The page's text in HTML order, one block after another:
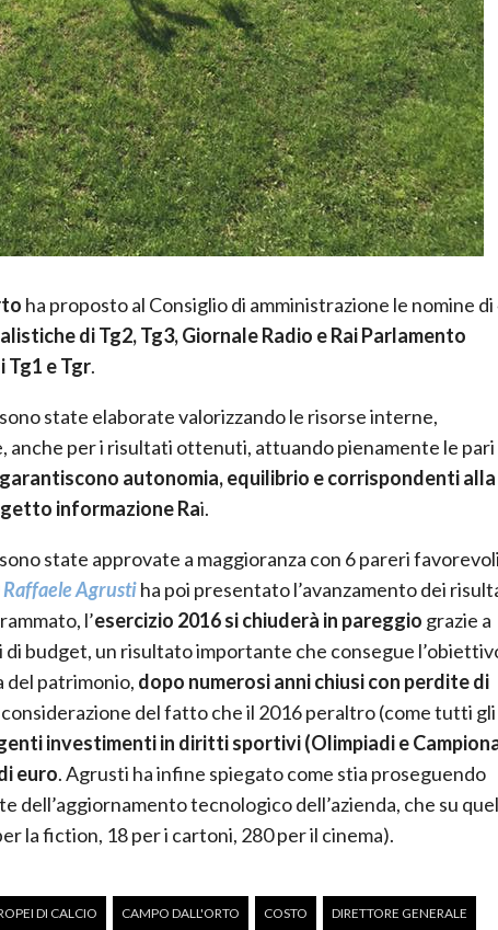
ha proposto al Consiglio di amministrazione le nomine di
di Tg2, Tg3, Giornale Radio e Rai Parlamento
e Tgr.
state elaborate valorizzando le risorse interne,
anche per i risultati ottenuti, attuando pienamente le pari
autonomia, equilibrio e corrispondenti alla
informazione Rai.
state approvate a maggioranza con 6 pareri
Raffaele Agrustiha poi presentato l’avanzamento dei
l’esercizio 2016 si chiuderà in pareggio grazie a
di budget, un risultato importante che consegue
del patrimonio, dopo numerosi anni chiusi con perdite di
del fatto che il 2016 peraltro (come tutti gli
investimenti in diritti sportivi (Olimpiadi e
euro. Agrusti ha infine spiegato come stia proseguendo
dell’aggiornamento tecnologico dell’azienda, che su
la fiction, 18 per i cartoni, 280 per il cinema).
DI CALCIO CAMPO DALL'ORTO COSTO DIRETTORE GENERALE